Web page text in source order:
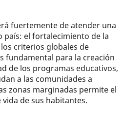
fuertemente de atender una
país: el fortalecimiento de la
criterios globales de
fundamental para la creación
de los programas educativos,
a las comunidades a
zonas marginadas permite el
de sus habitantes.